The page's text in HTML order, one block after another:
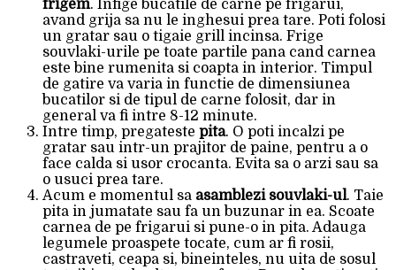
frigem. Infige bucatile de carne pe frigarui,
avand grija sa nu le inghesui prea tare. Poti folosi
un gratar sau o tigaie grill incinsa. Frige
souvlaki-urile pe toate partile pana cand carnea
este bine rumenita si coapta in interior. Timpul
de gatire va varia in functie de dimensiunea
bucatilor si de tipul de carne folosit, dar in
general va fi intre 8-12 minute.
Intre timp, pregateste pita. O poti incalzi pe
gratar sau intr-un prajitor de paine, pentru a o
face calda si usor crocanta. Evita sa o arzi sau sa
o usuci prea tare.
Acum e momentul sa asamblezi souvlaki-ul. Taie
pita in jumatate sau fa un buzunar in ea. Scoate
carnea de pe frigarui si pune-o in pita. Adauga
legumele proaspete tocate, cum ar fi rosii,
castraveti, ceapa si, bineinteles, nu uita de sosul